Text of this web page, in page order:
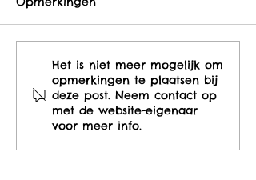
Alles wat je moet
weten over de
Speelpleinzomer van
2023!
Het is niet meer mogelijk om
opmerkingen te plaatsen bij
deze post. Neem contact op
met de website-eigenaar
voor meer info.